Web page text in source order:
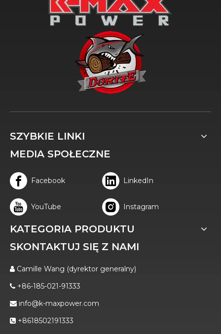
SZYBKIE LINKI
MEDIA SPOŁECZNE
Facebook LinkedIn
YouTube Instagram
KATEGORIA PRODUKTU
SKONTAKTUJ SIĘ Z NAMI
 Camille Wang (dyrektor generalny)
 +86-185-021-91333
 info@k-maxpower.com
 +8618502191333